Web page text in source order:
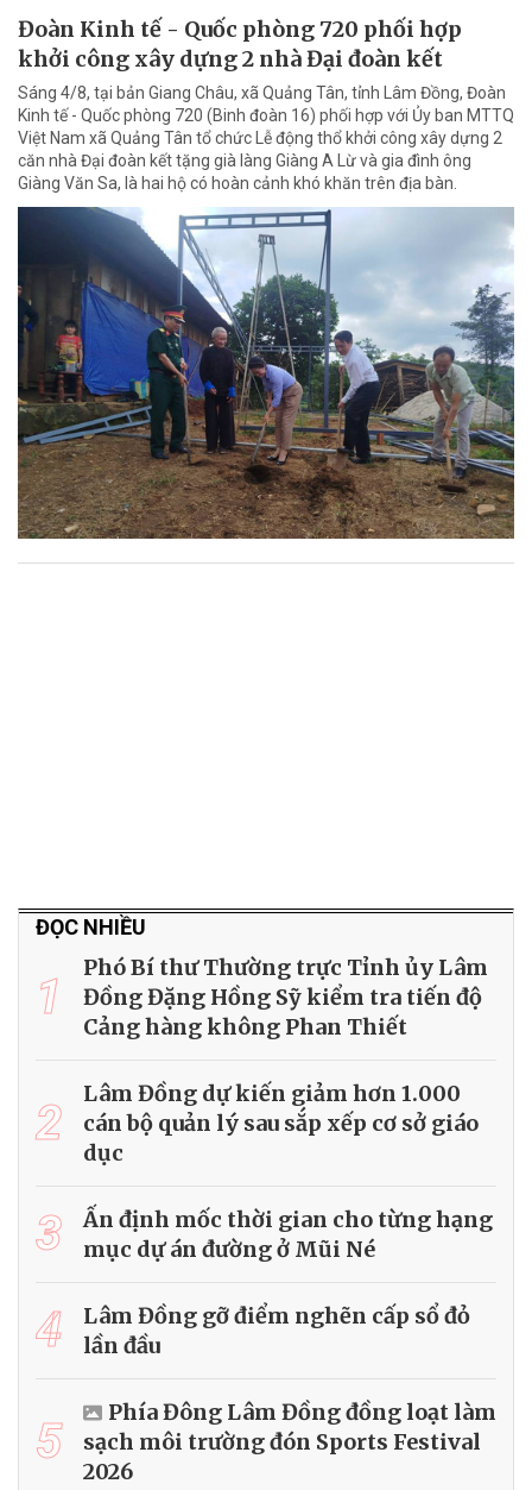
Đoàn Kinh tế - Quốc phòng 720 phối hợp
khởi công xây dựng 2 nhà Đại đoàn kết
Sáng 4/8, tại bản Giang Châu, xã Quảng Tân, tỉnh Lâm Đồng, Đoàn
Kinh tế - Quốc phòng 720 (Binh đoàn 16) phối hợp với Ủy ban MTTQ
Việt Nam xã Quảng Tân tổ chức Lễ động thổ khởi công xây dựng 2
căn nhà Đại đoàn kết tặng già làng Giàng A Lừ và gia đình ông
Giàng Văn Sa, là hai hộ có hoàn cảnh khó khăn trên địa bàn.
ĐỌC NHIỀU
1
Phó Bí thư Thường trực Tỉnh ủy Lâm
Đồng Đặng Hồng Sỹ kiểm tra tiến độ
Cảng hàng không Phan Thiết
2
Lâm Đồng dự kiến giảm hơn 1.000
cán bộ quản lý sau sắp xếp cơ sở giáo
dục
3
Ấn định mốc thời gian cho từng hạng
mục dự án đường ở Mũi Né
4
Lâm Đồng gỡ điểm nghẽn cấp sổ đỏ
lần đầu
5
Phía Đông Lâm Đồng đồng loạt làm
sạch môi trường đón Sports Festival
2026